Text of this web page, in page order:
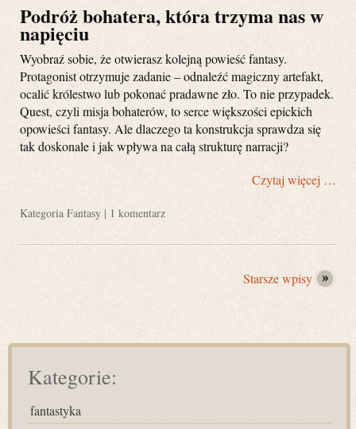
Podróż bohatera, która trzyma nas w
napięciu
Wyobraź sobie, że otwierasz kolejną powieść fantasy.
Protagonist otrzymuje zadanie – odnaleźć magiczny artefakt,
ocalić królestwo lub pokonać pradawne zło. To nie przypadek.
Quest, czyli misja bohaterów, to serce większości epickich
opowieści fantasy. Ale dlaczego ta konstrukcja sprawdza się
tak doskonale i jak wpływa na całą strukturę narracji?
Czytaj więcej …
Kategoria Fantasy | 1 komentarz
Starsze wpisy
Kategorie:
fantastyka